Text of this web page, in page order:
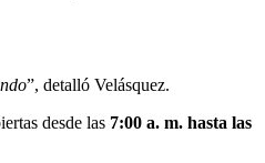
”, detalló Velásquez.
desde las 7:00 a. m. hasta las